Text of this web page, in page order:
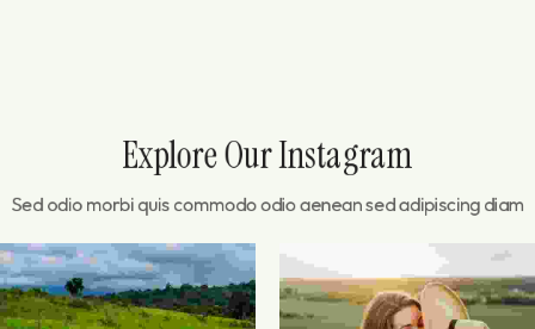
Explore Our Instagram
Sed odio morbi quis commodo odio aenean sed adipiscing diam